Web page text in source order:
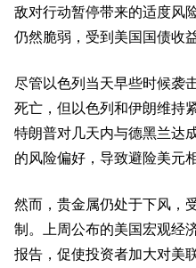
敌对行动暂停带来的适度风
仍然脆弱，受到美国国债收
尽管以色列当天早些时候袭
死亡，但以色列和伊朗维持
特朗普对几天内与德黑兰达
的风险偏好，导致避险美元
然而，贵金属仍处于下风，
制。上周公布的美国宏观经
报告，促使投资者加大对美